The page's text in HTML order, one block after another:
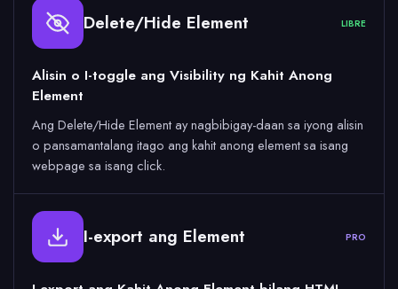
Delete/Hide Element LIBRE
Alisin o I-toggle ang Visibility ng Kahit Anong
Element
Ang Delete/Hide Element ay nagbibigay-daan sa iyong alisin
o pansamantalang itago ang kahit anong element sa isang
webpage sa isang click.
I-export ang Element PRO